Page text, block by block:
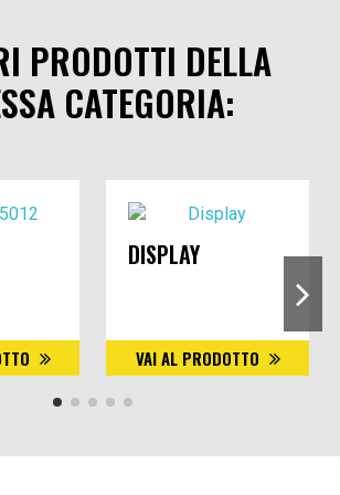
PRODOTTI DELLA
CATEGORIA:
DISPLAY
VAI AL PRODOTTO